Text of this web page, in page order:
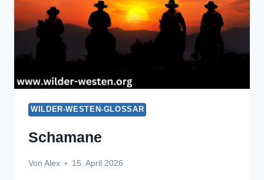
WILDER-WESTEN-GLOSSAR
Schamane
Von Alex 15. April 2026